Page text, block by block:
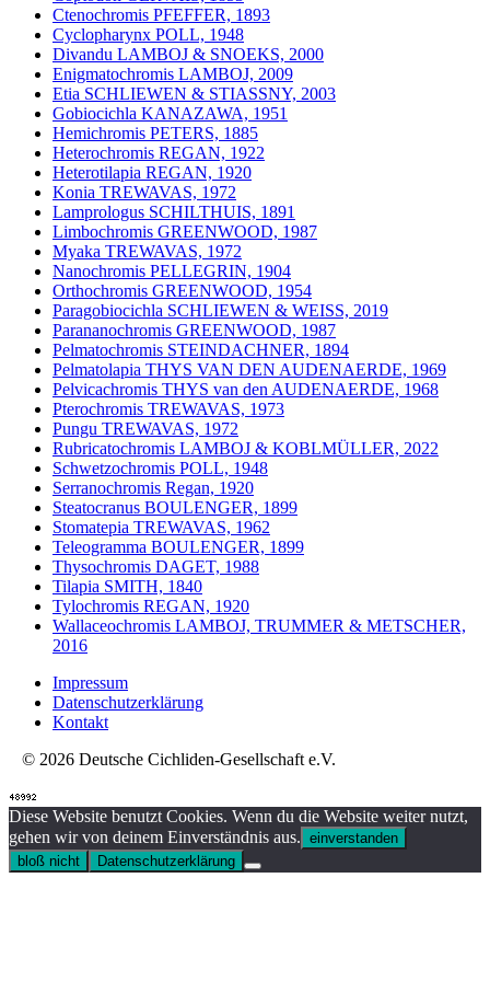
Ctenochromis PFEFFER, 1893
Cyclopharynx POLL, 1948
Divandu LAMBOJ & SNOEKS, 2000
Enigmatochromis LAMBOJ, 2009
Etia SCHLIEWEN & STIASSNY, 2003
Gobiocichla KANAZAWA, 1951
Hemichromis PETERS, 1885
Heterochromis REGAN, 1922
Heterotilapia REGAN, 1920
Konia TREWAVAS, 1972
Lamprologus SCHILTHUIS, 1891
Limbochromis GREENWOOD, 1987
Myaka TREWAVAS, 1972
Nanochromis PELLEGRIN, 1904
Orthochromis GREENWOOD, 1954
Paragobiocichla SCHLIEWEN & WEISS, 2019
Parananochromis GREENWOOD, 1987
Pelmatochromis STEINDACHNER, 1894
Pelmatolapia THYS VAN DEN AUDENAERDE, 1969
Pelvicachromis THYS van den AUDENAERDE, 1968
Pterochromis TREWAVAS, 1973
Pungu TREWAVAS, 1972
Rubricatochromis LAMBOJ & KOBLMÜLLER, 2022
Schwetzochromis POLL, 1948
Serranochromis Regan, 1920
Steatocranus BOULENGER, 1899
Stomatepia TREWAVAS, 1962
Teleogramma BOULENGER, 1899
Thysochromis DAGET, 1988
Tilapia SMITH, 1840
Tylochromis REGAN, 1920
Wallaceochromis LAMBOJ, TRUMMER & METSCHER,
2016
Impressum
Datenschutzerklärung
Kontakt
© 2026 Deutsche Cichliden-Gesellschaft e.V.
Diese Website benutzt Cookies. Wenn du die Website weiter nutzt,
gehen wir von deinem Einverständnis aus. einverstanden
bloß nicht
Datenschutzerklärung